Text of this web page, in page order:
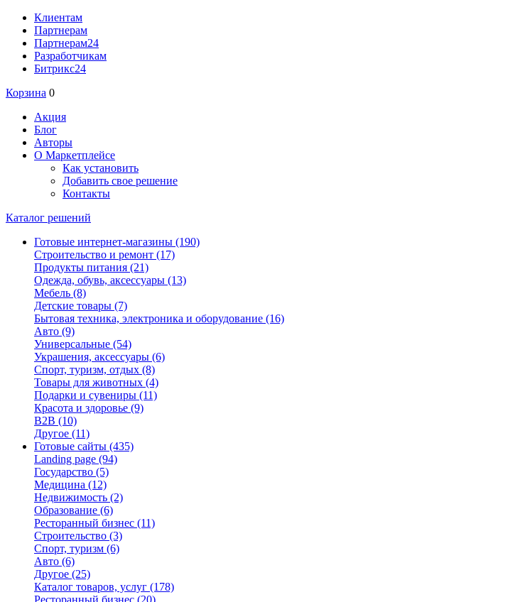
Клиентам
Партнерам
Партнерам24
Разработчикам
Битрикс24
Корзина 0
Акция
Блог
Авторы
О Маркетплейсе
Как установить
Добавить свое решение
Контакты
Каталог решений
Готовые интернет-магазины (190)
Строительство и ремонт (17)
Продукты питания (21)
Одежда, обувь, аксессуары (13)
Мебель (8)
Детские товары (7)
Бытовая техника, электроника и оборудование (16)
Авто (9)
Универсальные (54)
Украшения, аксессуары (6)
Спорт, туризм, отдых (8)
Товары для животных (4)
Подарки и сувениры (11)
Красота и здоровье (9)
B2B (10)
Другое (11)
Готовые сайты (435)
Landing page (94)
Государство (5)
Медицина (12)
Недвижимость (2)
Образование (6)
Ресторанный бизнес (11)
Строительство (3)
Спорт, туризм (6)
Авто (6)
Другое (25)
Каталог товаров, услуг (178)
Ресторанный бизнес (20)